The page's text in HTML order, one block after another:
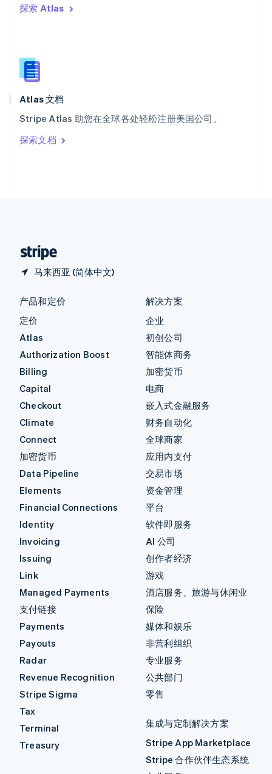
探索 Atlas
Atlas 文档
Stripe Atlas 助您在全球各处轻松注册美国公司。
探索文档
马来西亚 (简体中文)
西班牙
新西兰
English
匈牙利
English
ItalianoEnglish
印度
English
产品和定价
定价
Atlas
Authorization Boost
Billing
Capital
Checkout
Climate
Connect
加密货币
Data Pipeline
Elements
Financial Connections
Identity
Invoicing
Issuing
Link
Managed Payments
支付链接
Payments
Payouts
Radar
Revenue Recognition
Stripe Sigma
Tax
Terminal
Treasury
解决方案
企业
初创公司
智能体商务
加密货币
电商
嵌入式金融服务
财务自动化
全球商家
应用内支付
交易市场
资金管理
平台
软件即服务
AI 公司
创作者经济
游戏
酒店服务、旅游与休闲业
保险
媒体和娱乐
非营利组织
专业服务
公共部门
零售
集成与定制解决方案
Stripe App Marketplace
Stripe 合作伙伴生态系统